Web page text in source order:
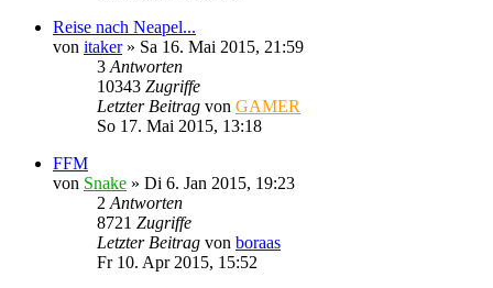
Reise nach Neapel...
von itaker» Sa 16. Mai 2015, 21:59
3 Antworten
10343 Zugriffe
Letzter Beitrag von GAMER
So 17. Mai 2015, 13:18
FFM
von Snake » Di 6. Jan 2015, 19:23
2 Antworten
8721 Zugriffe
Letzter Beitrag von boraas
Fr 10. Apr 2015, 15:52